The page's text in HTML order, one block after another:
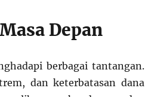
Depan
berbagai tantangan.
dan keterbatasan dana